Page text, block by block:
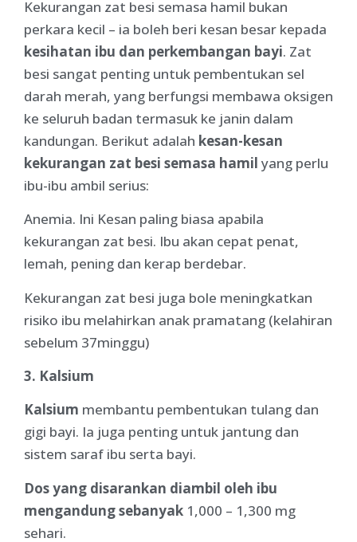
Kekurangan zat besi semasa hamil bukan
perkara kecil – ia boleh beri kesan besar kepada
kesihatan ibu dan perkembangan bayi. Zat
besi sangat penting untuk pembentukan sel
darah merah, yang berfungsi membawa oksigen
ke seluruh badan termasuk ke janin dalam
kandungan. Berikut adalah kesan-kesan
kekurangan zat besi semasa hamil yang perlu
ibu-ibu ambil serius:
Anemia. Ini Kesan paling biasa apabila
kekurangan zat besi. Ibu akan cepat penat,
lemah, pening dan kerap berdebar.
Kekurangan zat besi juga bole meningkatkan
risiko ibu melahirkan anak pramatang (kelahiran
sebelum 37minggu)
3. Kalsium
Kalsium membantu pembentukan tulang dan
gigi bayi. Ia juga penting untuk jantung dan
sistem saraf ibu serta bayi.
Dos yang disarankan diambil oleh ibu
mengandung sebanyak 1,000 – 1,300 mg
sehari.